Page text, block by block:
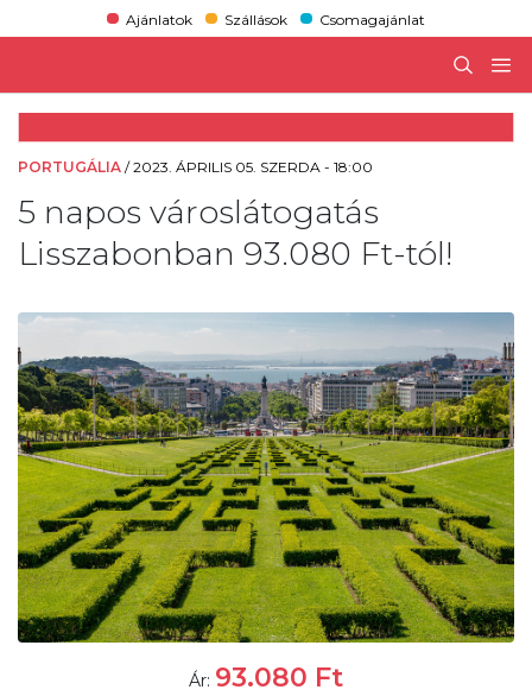
Ajánlatok Szállások Csomagajánlat
PORTUGÁLIA /2023. ÁPRILIS 05. SZERDA - 18:00
5 napos városlátogatás
Lisszabonban 93.080 Ft-tól!
Ár: 93.080 Ft